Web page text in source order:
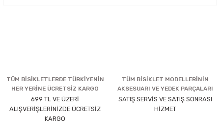
TÜM BİSİKLETLERDE TÜRKİYENİN
HER YERİNE ÜCRETSİZ KARGO
699 TL VE ÜZERİ
ALIŞVERİŞLERİNİZDE ÜCRETSİZ
KARGO
TÜM BİSİKLET MODELLERİNİN
AKSESUARI VE YEDEK PARÇALARI
SATIŞ SERVİS VE SATIŞ SONRASI
HİZMET